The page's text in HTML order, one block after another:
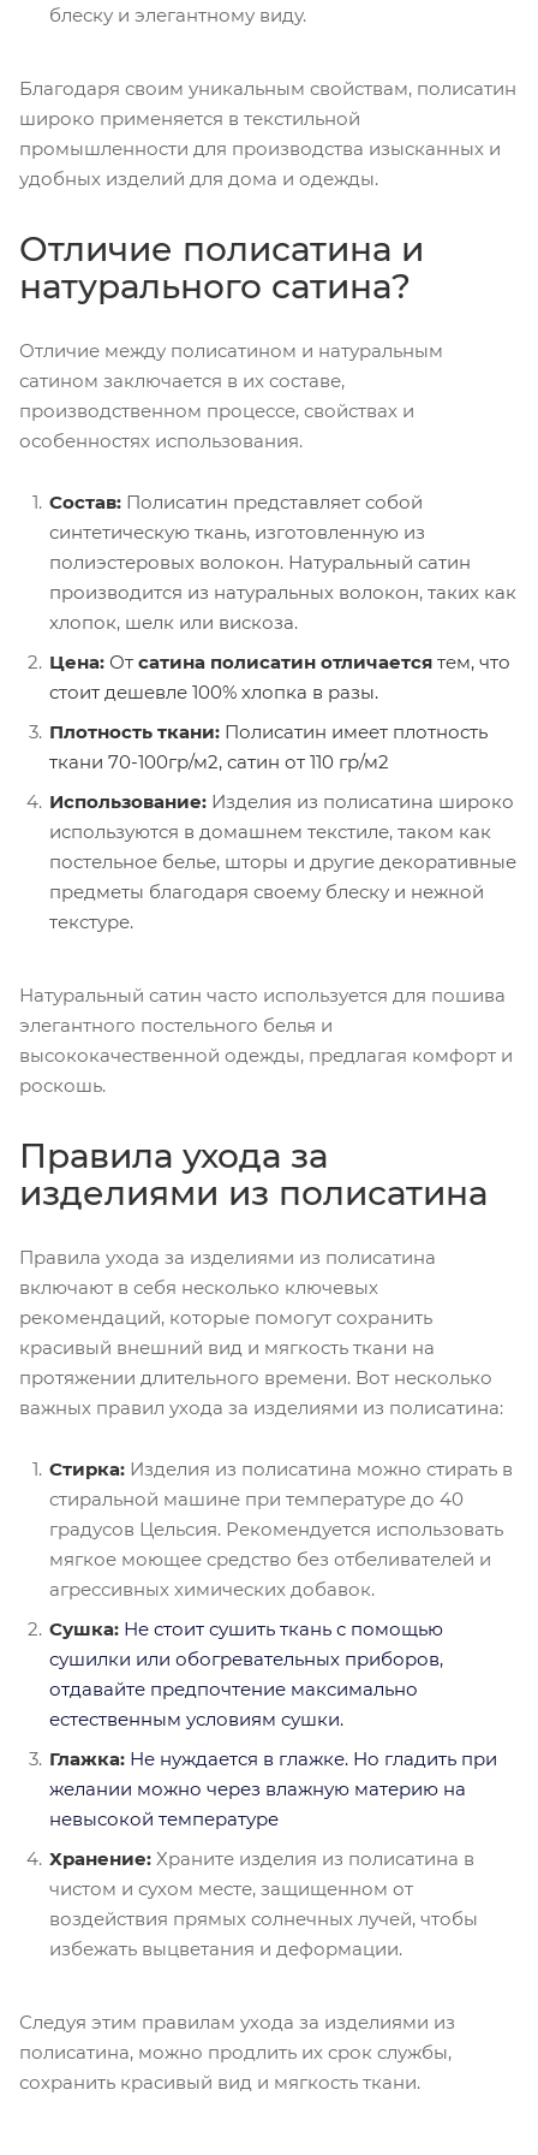
блеску и элегантному виду.
Благодаря своим уникальным свойствам, полисатин
широко применяется в текстильной
промышленности для производства изысканных и
удобных изделий для дома и одежды.
Отличие полисатина и
натурального сатина?
Отличие между полисатином и натуральным
сатином заключается в их составе,
производственном процессе, свойствах и
особенностях использования.
Состав: Полисатин представляет собой
синтетическую ткань, изготовленную из
полиэстеровых волокон. Натуральный сатин
производится из натуральных волокон, таких как
хлопок, шелк или вискоза.
Цена: От сатина полисатин отличается тем, что
стоит дешевле 100% хлопка в разы.
Плотность ткани: Полисатин имеет плотность
ткани 70-100гр/м2, сатин от 110 гр/м2
Использование: Изделия из полисатина широко
используются в домашнем текстиле, таком как
постельное белье, шторы и другие декоративные
предметы благодаря своему блеску и нежной
текстуре.
Натуральный сатин часто используется для пошива
элегантного постельного белья и
высококачественной одежды, предлагая комфорт и
роскошь.
Правила ухода за
изделиями из полисатина
Правила ухода за изделиями из полисатина
включают в себя несколько ключевых
рекомендаций, которые помогут сохранить
красивый внешний вид и мягкость ткани на
протяжении длительного времени. Вот несколько
важных правил ухода за изделиями из полисатина:
Стирка: Изделия из полисатина можно стирать в
стиральной машине при температуре до 40
градусов Цельсия. Рекомендуется использовать
мягкое моющее средство без отбеливателей и
агрессивных химических добавок.
Сушка: Не стоит сушить ткань с помощью
сушилки или обогревательных приборов,
отдавайте предпочтение максимально
естественным условиям сушки.
Глажка: Не нуждается в глажке. Но гладить при
желании можно через влажную материю на
невысокой температуре
Хранение: Храните изделия из полисатина в
чистом и сухом месте, защищенном от
воздействия прямых солнечных лучей, чтобы
избежать выцветания и деформации.
Следуя этим правилам ухода за изделиями из
полисатина, можно продлить их срок службы,
сохранить красивый вид и мягкость ткани.